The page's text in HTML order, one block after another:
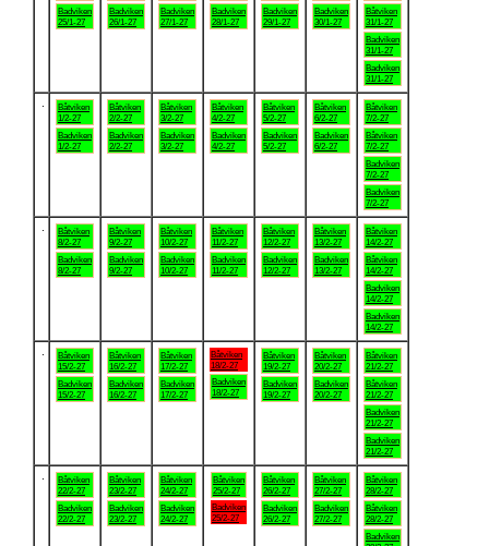
Badviken
25/1-27
Badviken
26/1-27
Badviken
27/1-27
Badviken
28/1-27
Badviken
29/1-27
Badviken
30/1-27
Båtviken
31/1-27
Badviken
31/1-27
Badviken
31/1-27
Båtviken
1/2-27
Badviken
1/2-27
Båtviken
2/2-27
Badviken
2/2-27
Båtviken
3/2-27
Badviken
3/2-27
Båtviken
4/2-27
Badviken
4/2-27
Båtviken
5/2-27
Badviken
5/2-27
Båtviken
6/2-27
Badviken
6/2-27
Båtviken
7/2-27
Båtviken
7/2-27
Badviken
7/2-27
Badviken
7/2-27
Båtviken
8/2-27
Badviken
8/2-27
Båtviken
9/2-27
Badviken
9/2-27
Båtviken
10/2-27
Badviken
10/2-27
Båtviken
11/2-27
Badviken
11/2-27
Båtviken
12/2-27
Badviken
12/2-27
Båtviken
13/2-27
Badviken
13/2-27
Båtviken
14/2-27
Båtviken
14/2-27
Badviken
14/2-27
Badviken
14/2-27
Båtviken
15/2-27
Badviken
15/2-27
Båtviken
16/2-27
Badviken
16/2-27
Båtviken
17/2-27
Badviken
17/2-27
Båtviken
18/2-27
Badviken
18/2-27
Båtviken
19/2-27
Badviken
19/2-27
Båtviken
20/2-27
Badviken
20/2-27
Båtviken
21/2-27
Båtviken
21/2-27
Badviken
21/2-27
Badviken
21/2-27
Båtviken
22/2-27
Badviken
22/2-27
Båtviken
23/2-27
Badviken
23/2-27
Båtviken
24/2-27
Badviken
24/2-27
Båtviken
25/2-27
Badviken
25/2-27
Båtviken
26/2-27
Badviken
26/2-27
Båtviken
27/2-27
Badviken
27/2-27
Båtviken
28/2-27
Båtviken
28/2-27
Badviken